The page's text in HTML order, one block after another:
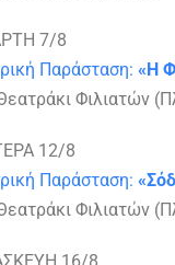
7/8
Παράσταση: «Η
Φιλιατών
12/8
Παράσταση:
Φιλιατών